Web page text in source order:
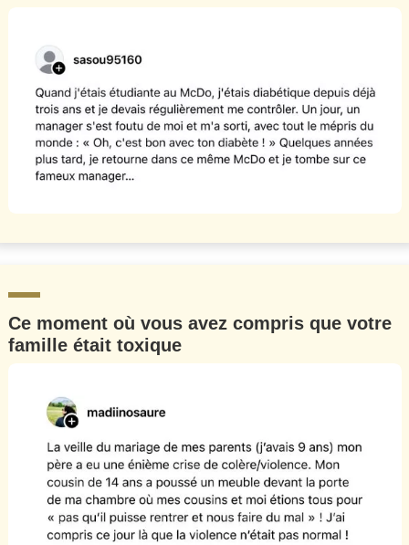
Ce moment où vous avez compris que votre
famille était toxique